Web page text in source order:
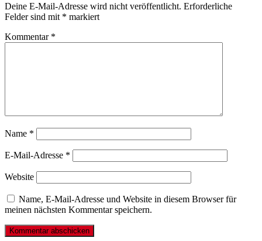
Deine E-Mail-Adresse wird nicht veröffentlicht. Erforderliche
Felder sind mit * markiert
Kommentar *
Name *
E-Mail-Adresse *
Website
Name, E-Mail-Adresse und Website in diesem Browser für
meinen nächsten Kommentar speichern.